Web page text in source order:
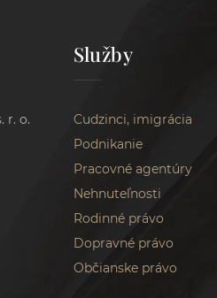
r. o.
Služby
Cudzinci, imigrácia
Podnikanie
Pracovné agentúry
Nehnuteľnosti
Rodinné právo
Dopravné právo
Občianske právo